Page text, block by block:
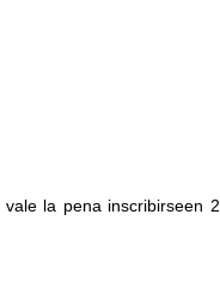
vale la pena inscribirseen